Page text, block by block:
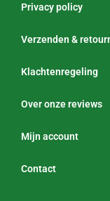
Privacy policy
Verzenden &
Klachtenregeling
Over onze reviews
Mijn account
Contact